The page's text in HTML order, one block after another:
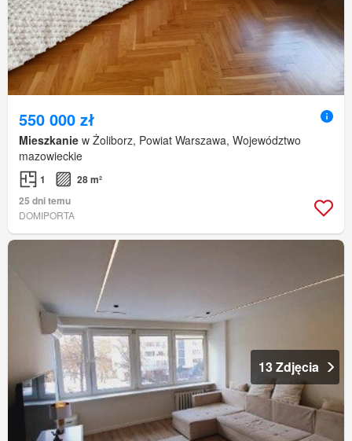
550 000 zł
Mieszkanie w Żoliborz, Powiat Warszawa, Województwo
mazowieckie
1
28 m²
25 dni temu
DOMIPORTA
13 Zdjęcia